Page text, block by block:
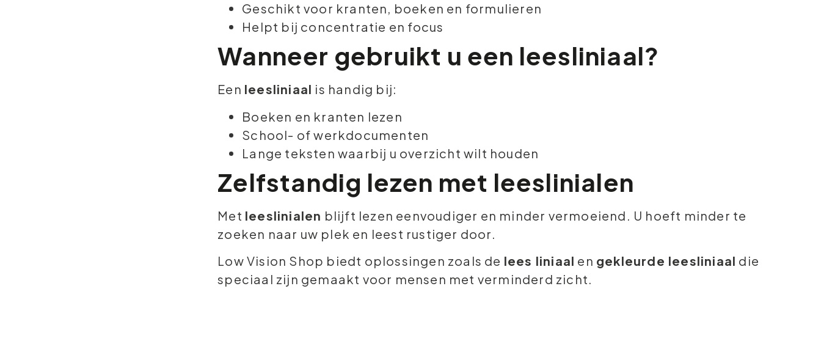
Geschikt voor kranten, boeken en formulieren
Helpt bij concentratie en focus
Wanneer gebruikt u een leesliniaal?
Een leesliniaal is handig bij:
Boeken en kranten lezen
School- of werkdocumenten
Lange teksten waarbij u overzicht wilt houden
Zelfstandig lezen met leeslinialen
Met leeslinialen blijft lezen eenvoudiger en minder vermoeiend. U hoeft minder te
zoeken naar uw plek en leest rustiger door.
Low Vision Shop biedt oplossingen zoals de lees liniaal en gekleurde leesliniaal die
speciaal zijn gemaakt voor mensen met verminderd zicht.